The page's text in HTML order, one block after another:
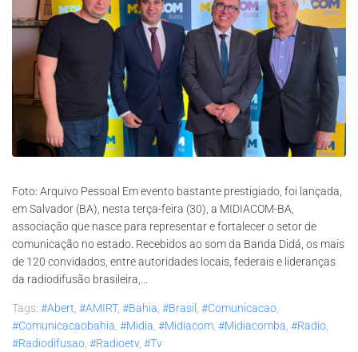
Foto: Arquivo Pessoal Em evento bastante prestigiado, foi lançada,
em Salvador (BA), nesta terça-feira (30), a MIDIACOM-BA,
associação que nasce para representar e fortalecer o setor de
comunicação no estado. Recebidos ao som da Banda Didá, os mais
de 120 convidados, entre autoridades locais, federais e lideranças
da radiodifusão brasileira,...
Tags: #abert #AMIRT, #bahia #brasil #comunicacao
#comunicacaobahia #midia #midiacom #midiacomba #radio
#radiodifusao #radioetv, #tv